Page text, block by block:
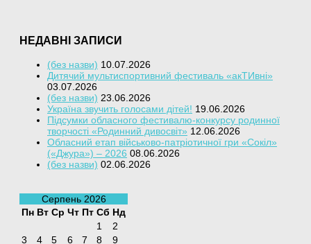
НЕДАВНІ ЗАПИСИ
(без назви) 10.07.2026
Дитячий мультиспортивний фестиваль «акТИвні»
03.07.2026
(без назви) 23.06.2026
Україна звучить голосами дітей! 19.06.2026
Підсумки обласного фестивалю-конкурсу родинної
творчості «Родинний дивосвіт» 12.06.2026
Обласний етап військово-патріотичної гри «Сокіл»
(«Джура») – 2026 08.06.2026
(без назви) 02.06.2026
Серпень 2026
Пн Вт Ср Чт Пт Сб Нд
1
2
3
4 5 6 7 8 9